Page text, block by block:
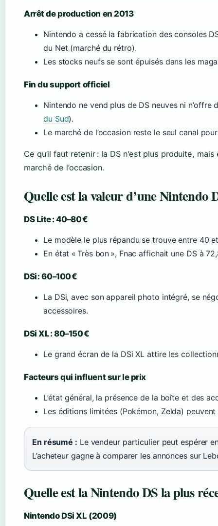
Arrêt de production en 2013
Nintendo a cessé la fabrication des consoles
du Net (marché du rétro).
Les stocks neufs se sont épuisés dans les
Fin du support officiel
Nintendo ne vend plus de DS neuves ni n’offre
du Sud).
Le marché de l’occasion reste le seul canal
Ce qu’il faut retenir : la DS n’est plus produite,
marché de l’occasion.
Quelle est la valeur d’une Nintendo
DS Lite : 40–80 €
Le modèle le plus répandu se trouve entre 40
En état « Très bon », Fnac affichait une DS à
DSi : 60–100 €
La DSi, avec son appareil photo intégré, se
accessoires.
DSi XL : 80–150 €
Le grand écran de la DSi XL attire les
Facteurs qui influent sur le prix
L’état général, la présence de la boîte et des
Les éditions limitées (Pokémon, Zelda)
En résumé : Le vendeur particulier peut espérer
L’acheteur gagne à comparer les annonces sur
Quelle est la Nintendo DS la plus
Nintendo DSi XL (2009)